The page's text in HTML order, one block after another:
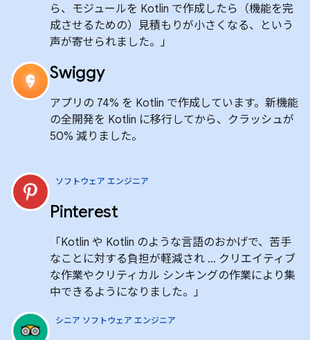
ら、モジュールを Kotlin で作成したら（機能を完
成させるための）見積もりが小さくなる、という
声が寄せられました。」
Swiggy
アプリの 74% を Kotlin で作成しています。新機能
の全開発を Kotlin に移行してから、クラッシュが
50% 減りました。
ソフトウェア エンジニア
Pinterest
「Kotlin や Kotlin のような言語のおかげで、苦手
なことに対する負担が軽減され … クリエイティブ
な作業やクリティカル シンキングの作業により集
中できるようになりました。」
シニア ソフトウェア エンジニア